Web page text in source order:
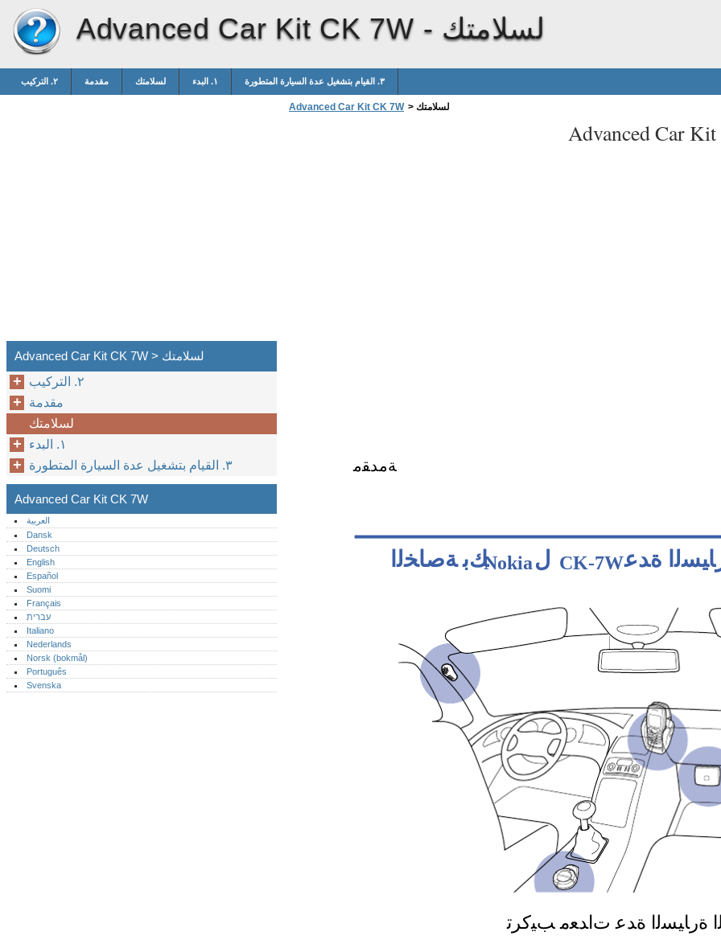
Advanced Car Kit CK 7W - لسلامتك
٢. التركيب مقدمة لسلامتك ١. البدء ٣. القيام بتشغيل عدة السيارة المتطورة
Advanced Car Kit CK 7W > لسلامتك
Advanced Car
ﻚﺑ ﺔﺻﺎﺨﻟﺍNokiaﻝ CK-7W
ﺓﺭﺎﻴﺴﻟﺍ ﺓﺪﻋ ﺕﺍﺪﻌﻣ ﺐﻴﻛﺮﺗ
ﺔﻣﺪﻘﻣ
Advanced Car Kit CK 7W > لسلامتك
٢. التركيب
مقدمة
لسلامتك
١. البدء
٣. القيام بتشغيل عدة السيارة المتطورة
Advanced Car Kit CK 7W
العربية
Dansk
Deutsch
English
Español
Suomi
Français
עברית
Italiano
Nederlands
Norsk (bokmål)‎
Português‎
Svenska